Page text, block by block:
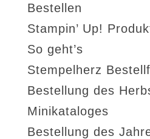
Bestellen
Stampin’ Up!
So geht’s
Stempelherz
Bestellung des
Minikataloges
Bestellung des